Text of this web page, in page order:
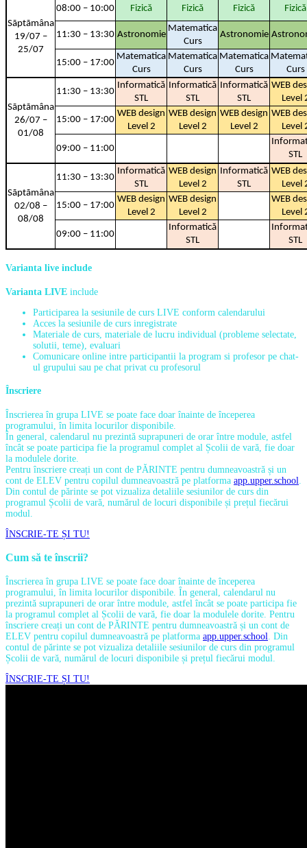
Sãptãmâna
19/07 –
25/07
08:00 – 10:00 Fizică Fizică Fizică Fizică
11:30 – 13:30 Astronomie
Matematica
Curs
Astronomie
15:00 – 17:00
Matematica
Curs
Matematica
Curs
Matematica
Curs
Curs
Sãptãmâna
26/07 –
01/08
11:30 – 13:30
Informatică
STL
Informatică
STL
Informatică
STL
WEB
Level
15:00 – 17:00
WEB design
Level 2
WEB design
Level 2
WEB design
Level 2
WEB
Level
09:00 – 11:00
STL
Sãptãmâna
02/08 –
08/08
11:30 – 13:30
Informatică
STL
WEB design
Level 2
Informatică
STL
WEB
Level
15:00 – 17:00
WEB design
Level 2
WEB design
Level 2
WEB
Level
09:00 – 11:00
Informatică
STL
STL
Varianta live include
Varianta LIVE include
Participarea la sesiunile de curs LIVE conform calendarului
Acces la sesiunile de curs inregistrate
Materiale de curs, materiale de lucru individual (probleme selectate,
solutii, teme), evaluari
Comunicare online intre participantii la program si profesor pe chat-
ul grupului sau pe chat privat cu profesorul
Înscriere
Înscrierea în grupa LIVE se poate face doar înainte de începerea
programului, în limita locurilor disponibile.
În general, calendarul nu prezintă suprapuneri de orar între module, astfel
încât se poate participa fie la programul complet al Școlii de vară, fie doar
la modulele dorite.
Pentru înscriere creați un cont de PĂRINTE pentru dumneavoastră și un
cont de ELEV pentru copilul dumneavoastră pe platforma app.upper.school
Din contul de părinte se pot vizualiza detaliile sesiunilor de curs din
programul Școlii de vară, numărul de locuri disponibile și prețul fiecărui
modul.
ÎNSCRIE-TE ȘI TU!
Cum să te înscrii?
Înscrierea în grupa LIVE se poate face doar înainte de începerea
programului, în limita locurilor disponibile. În general, calendarul nu
prezintă suprapuneri de orar între module, astfel încât se poate participa fie
la programul complet al Școlii de vară, fie doar la modulele dorite. Pentru
înscriere creați un cont de PĂRINTE pentru dumneavoastră și un cont de
ELEV pentru copilul dumneavoastră pe platforma app.upper.school . Din
contul de părinte se pot vizualiza detaliile sesiunilor de curs din programul
Școlii de vară, numărul de locuri disponibile și prețul fiecărui modul.
ÎNSCRIE-TE ȘI TU!